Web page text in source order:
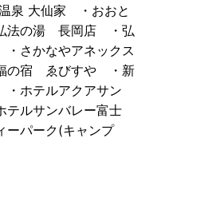
泉 大仙家 ・おおと
法の湯 長岡店 ・弘
さかなやアネックス
の宿 ゑびすや ・新
ホテルアクアサン
ルサンバレー富士
パーク(キャンプ